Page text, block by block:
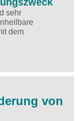
sehr
dem
von